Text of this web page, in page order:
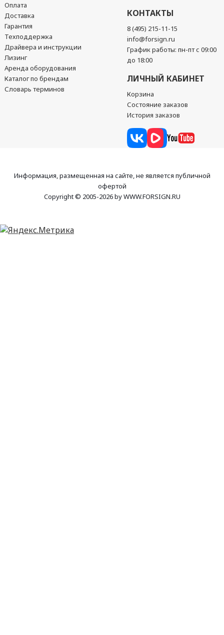
Оплата
Доставка
Гарантия
Техподдержка
Драйвера и инструкции
Лизинг
Аренда оборудования
Каталог по брендам
Словарь терминов
КОНТАКТЫ
8 (495) 215-11-15
info@forsign.ru
График работы: пн-пт с 09:00
до 18:00
ЛИЧНЫЙ КАБИНЕТ
Корзина
Состояние заказов
История заказов
Информация, размещенная на сайте, не является публичной
офертой
Copyright © 2005-2026 by WWW.FORSIGN.RU